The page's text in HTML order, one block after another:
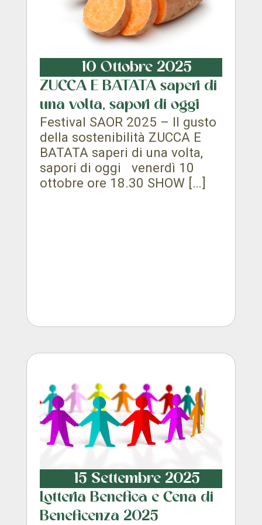
10 Ottobre 2025
ZUCCA E BATATA saperi di
una volta, sapori di oggi
Festival SAOR 2025 – Il gusto
della sostenibilità ZUCCA E
BATATA saperi di una volta,
sapori di oggi venerdì 10
ottobre ore 18.30 SHOW […]
15 Settembre 2025
Lotteria Benefica e Cena di
Beneficenza 2025